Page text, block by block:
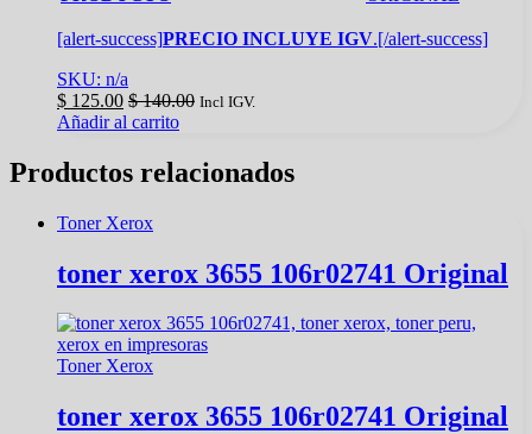
[alert-success]PRECIO INCLUYE IGV.[/alert-success]
SKU: n/a
$ 125.00 $140.00 Incl IGV.
Añadir al carrito
Productos relacionados
Toner Xerox
toner xerox 3655 106r02741 Original
Toner Xerox
toner xerox 3655 106r02741 Original